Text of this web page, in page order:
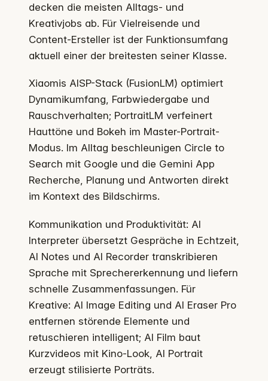
decken die meisten Alltags- und
Kreativjobs ab. Für Vielreisende und
Content-Ersteller ist der Funktionsumfang
aktuell einer der breitesten seiner Klasse.
Xiaomis AISP-Stack (FusionLM) optimiert
Dynamikumfang, Farbwiedergabe und
Rauschverhalten; PortraitLM verfeinert
Hauttöne und Bokeh im Master-Portrait-
Modus. Im Alltag beschleunigen Circle to
Search mit Google und die Gemini App
Recherche, Planung und Antworten direkt
im Kontext des Bildschirms.
Kommunikation und Produktivität: AI
Interpreter übersetzt Gespräche in Echtzeit,
AI Notes und AI Recorder transkribieren
Sprache mit Sprechererkennung und liefern
schnelle Zusammenfassungen. Für
Kreative: AI Image Editing und AI Eraser Pro
entfernen störende Elemente und
retuschieren intelligent; AI Film baut
Kurzvideos mit Kino-Look, AI Portrait
erzeugt stilisierte Porträts.